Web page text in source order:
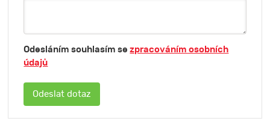
Odesláním souhlasím sezpracováním osobních
údajů